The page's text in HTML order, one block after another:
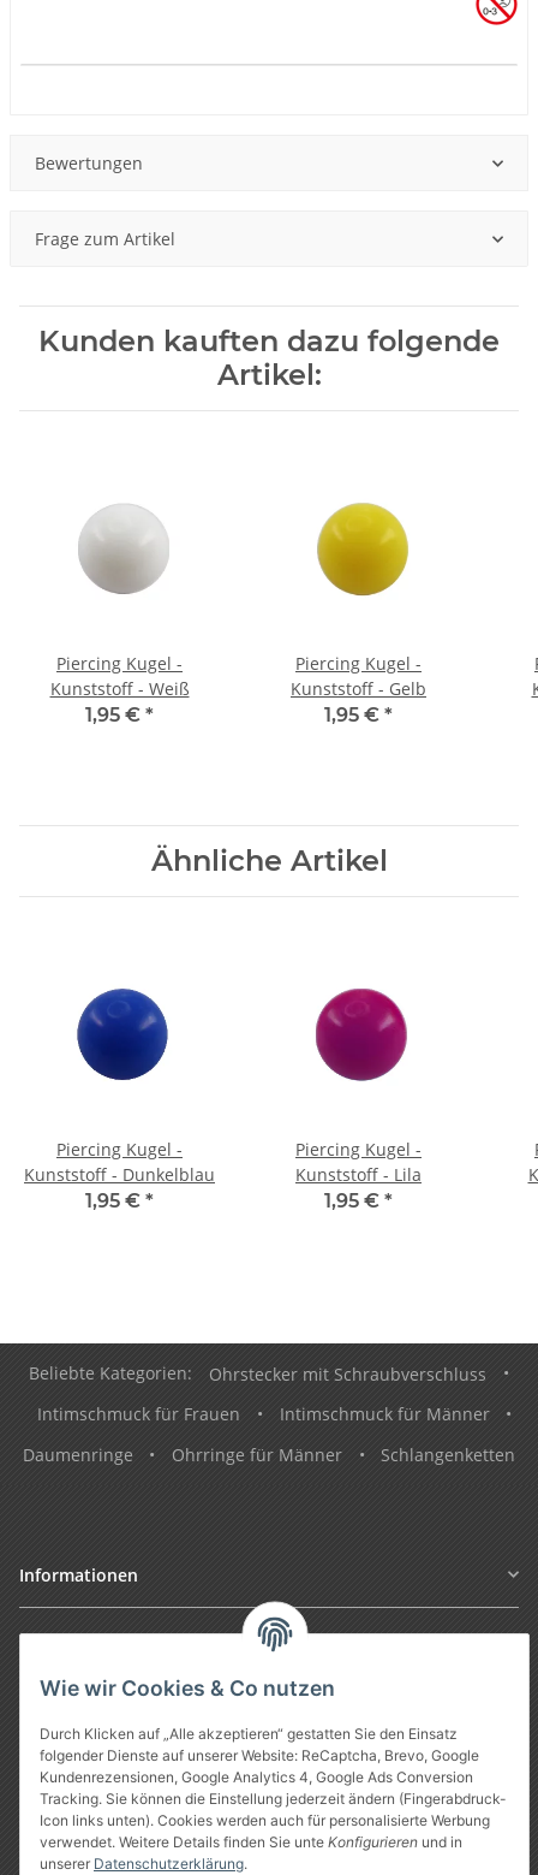
Wie wir Cookies & Co nutzen
Durch Klicken auf „Alle akzeptieren“ gestatten Sie den Einsatz
folgender Dienste auf unserer Website: ReCaptcha, Brevo, Google
Kundenrezensionen, Google Analytics 4, Google Ads Conversion
Tracking. Sie können die Einstellung jederzeit ändern (Fingerabdruck-
Icon links unten). Cookies werden auch für personalisierte Werbung
verwendet. Weitere Details finden Sie unte Konfigurieren und in
unserer Datenschutzerklärung.
Bewertungen
Frage zum Artikel
Kunden kauften dazu folgende
Artikel:
Piercing Kugel -
Kunststoff - Weiß
1,95 € *
Piercing Kugel -
Kunststoff - Gelb
1,95 € *
Ähnliche Artikel
Piercing Kugel -
Kunststoff - Dunkelblau
1,95 € *
Piercing Kugel -
Kunststoff - Lila
1,95 € *
Beliebte Kategorien: Ohrstecker mit Schraubverschluss
•
Intimschmuck für Frauen
• Intimschmuck für Männer
•
Daumenringe
• Ohrringe für Männer • Schlangenketten
Informationen
Gesetzliche Informationen